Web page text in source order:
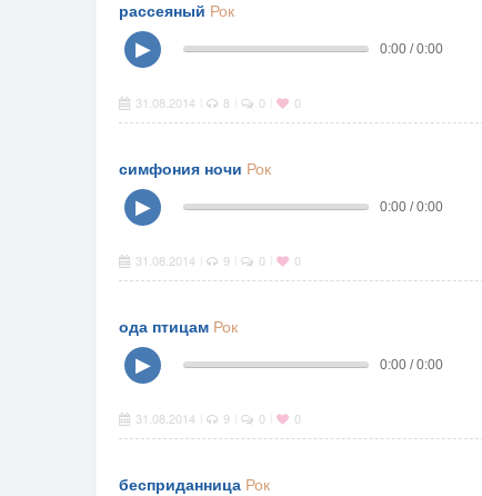
рассеяный Рок
▶
0:00 / 0:00
31.08.2014 8 0 0
симфония ночи Рок
▶
0:00 / 0:00
31.08.2014 9 0 0
ода птицам Рок
▶
0:00 / 0:00
31.08.2014 9 0 0
бесприданница Рок